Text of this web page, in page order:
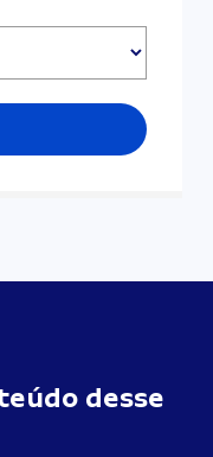
desse